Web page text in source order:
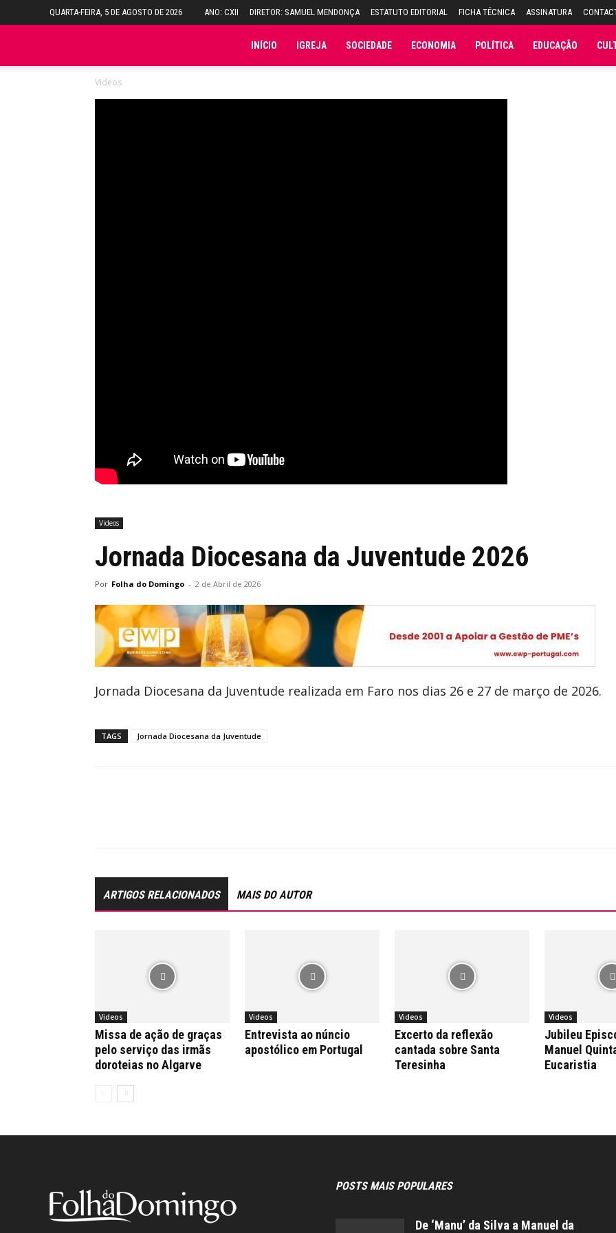
QUARTA-FEIRA, 5 DE AGOSTO DE 2026 ANO: CXII DIRETOR: SAMUEL MENDONÇA ESTATUTO EDITORIAL FICHA TÉCNICA ASSINATURA
INÍCIO IGREJA SOCIEDADE ECONOMIA POLÍTICA EDUCAÇÃO
Videos
Videos
Jornada Diocesana da Juventude 2026
Por Folha do Domingo - 2 de Abril de 2026
Jornada Diocesana da Juventude realizada em Faro nos dias 26 e 27 de março de 2026.
TAGS Jornada Diocesana da Juventude
ARTIGOS RELACIONADOS MAIS DO AUTOR
Videos
Missa de ação de graças
pelo serviço das irmãs
doroteias no Algarve
Videos
Entrevista ao núncio
apostólico em Portugal
Videos
Excerto da reflexão
cantada sobre Santa
Teresinha
Videos
Jubileu
Manuel
Eucaristia
POSTS MAIS POPULARES
De ‘Manu’ da Silva a Manuel da